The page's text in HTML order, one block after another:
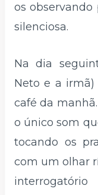
os observando
silenciosa.
Na dia
Neto e a
café da
o único som
tocando os
com um olhar